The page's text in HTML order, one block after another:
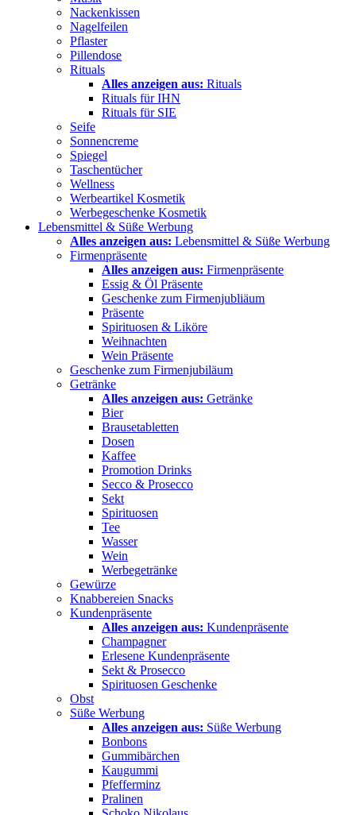
Nackenkissen
Nagelfeilen
Pflaster
Pillendose
Rituals
Alles anzeigen aus: Rituals
Rituals für IHN
Rituals für SIE
Seife
Sonnencreme
Spiegel
Taschentücher
Wellness
Werbeartikel Kosmetik
Werbegeschenke Kosmetik
Lebensmittel & Süße Werbung
Alles anzeigen aus: Lebensmittel & Süße Werbung
Firmenpräsente
Alles anzeigen aus: Firmenpräsente
Essig & Öl Präsente
Geschenke zum Firmenjubliäum
Präsente
Spirituosen & Liköre
Weihnachten
Wein Präsente
Geschenke zum Firmenjubiläum
Getränke
Alles anzeigen aus: Getränke
Bier
Brausetabletten
Dosen
Kaffee
Promotion Drinks
Secco & Prosecco
Sekt
Spirituosen
Tee
Wasser
Wein
Werbegetränke
Gewürze
Knabbereien Snacks
Kundenpräsente
Alles anzeigen aus: Kundenpräsente
Champagner
Erlesene Kundenpräsente
Sekt & Prosecco
Spirituosen Geschenke
Obst
Süße Werbung
Alles anzeigen aus: Süße Werbung
Bonbons
Gummibärchen
Kaugummi
Pfefferminz
Pralinen